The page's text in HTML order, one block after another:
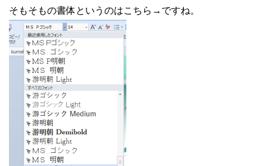
そもそもの書体というのはこちら→ですね。